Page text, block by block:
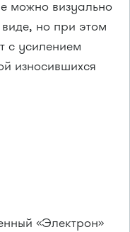
можно визуально
но при этом
с усилением
износившихся
«Электрон»